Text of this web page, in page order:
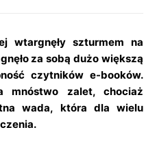
wtargnęły szturmem na
za sobą dużo większą
czytników e-booków.
mnóstwo zalet, chociaż
wada, która dla wielu